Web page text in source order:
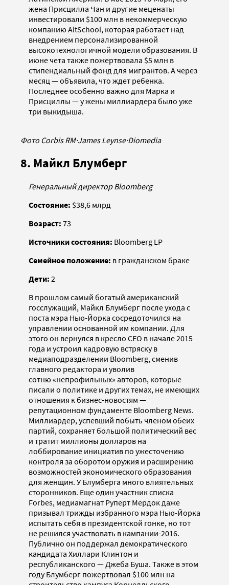
жена Присцилла Чан и другие меценаты
инвестировали $100 млн в некоммерческую
компанию AltSchool, которая работает над
внедрением персонализированной
высокотехнологичной модели образования. В
июне чета также пожертвовала $5 млн в
стипендиальный фонд для мигрантов. А через
месяц — объявила, что ждет ребенка.
Последнее особенно важно для Марка и
Присциллы — у жены миллиардера было уже
три выкидыша.
Фото Corbis RM·James Leynse·Diomedia
8. Майкл Блумберг
Генеральный директор Bloomberg
Состояние: $38,6 млрд
Возраст: 73
Источники состояния: Bloomberg LP
Семейное положение: в гражданском браке
Дети: 2
В прошлом самый богатый американский
госслужащий, Майкл Блумберг после ухода с
поста мэра Нью-Йорка сосредоточился на
управлении основанной им компании. Для
этого он вернулся в кресло CEO в начале 2015
года и устроил кадровую встряску в
медиаподразделении Bloomberg, сменив
главного редактора и уволив
сотню «непрофильных» авторов, которые
писали о политике и других темах, не имеющих
отношения к бизнес-новостям —
репутационном фундаменте Bloomberg News.
Миллиардер, успевший побыть членом обеих
партий, сохраняет большой политический вес
и тратит миллионы долларов на
лоббирование инициатив по ужесточению
контроля за оборотом оружия и расширению
возможностей экономического образования
для женщин. У Блумберга много влиятельных
сторонников. Еще один участник списка
Forbes, медиамагнат Руперт Мердок даже
призывал трижды избранного мэра Нью-Йорка
испытать себя в президентской гонке, но тот
не решился участвовать в кампании-2016.
Публично он поддержал демократического
кандидата Хиллари Клинтон и
республиканского — Джеба Буша. Также в этом
году Блумберг пожертвовал $100 млн на